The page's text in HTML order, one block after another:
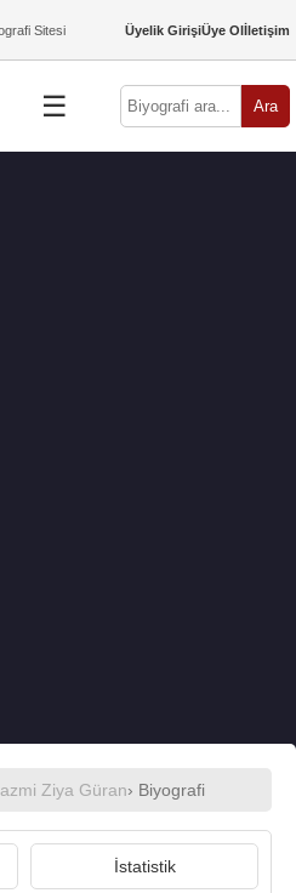
Sitesi Üyelik GirişiÜye Olİletişim
☰ Ara
Ziya Güran› Biyografi
İstatistik